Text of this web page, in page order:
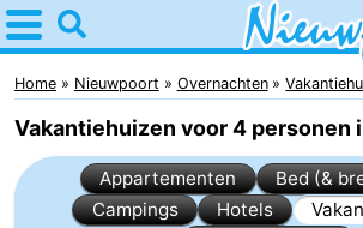
Home
Nieuwpoort
Tips
Voor
Home Nieuwpoort Overnachten
Vakantiehuizen voor 4 personen
Appartementen
Bed (&
Campings
Hotels